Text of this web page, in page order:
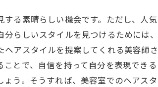
る素晴らしい機会です。ただし、人
らしいスタイルを見つけるためには
アスタイルを提案してくれる美容師
とで、自信を持って自分を表現でき
う。そうすれば、美容室でのヘアス